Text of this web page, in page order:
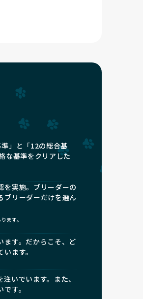
」と「12の総合基
な基準をクリアした
を実施。ブリーダーの
ブリーダーだけを選ん
ます。
ます。だからこそ、ど
ます。
いでいます。また、
す。